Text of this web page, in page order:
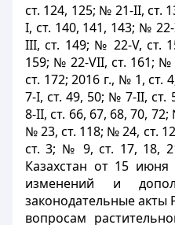
ст. 124, 125; № 21-II, ст.
I, ст. 140, 141, 143; №
III, ст. 149; № 22-V, ст.
159; № 22-VII, ст. 161; №
ст. 172; 2016 г., № 1,
7-I, ст. 49, 50; № 7-II,
8-II, ст. 66, 67, 68, 70,
№ 23, ст. 118; № 24, ст.
ст. 3; № 9, ст. 17, 18,
Казахстан от 15
изменений и
законодательные акты
вопросам